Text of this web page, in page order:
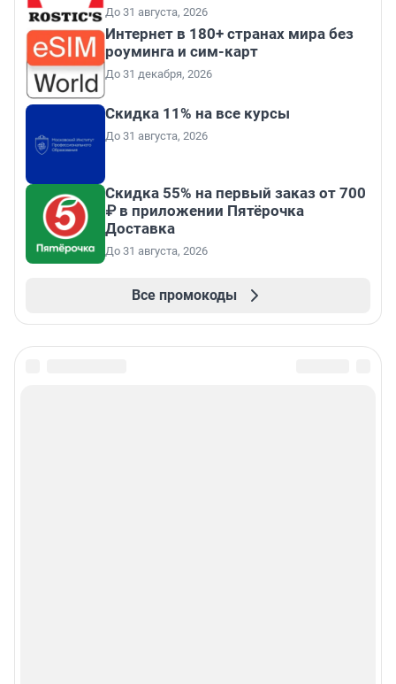
До 31 августа, 2026
Интернет в 180+ странах мира без
роуминга и сим-карт
До 31 декабря, 2026
Скидка 11% на все курсы
До 31 августа, 2026
Скидка 55% на первый заказ от 700
₽ в приложении Пятёрочка
Доставка
До 31 августа, 2026
Все промокоды